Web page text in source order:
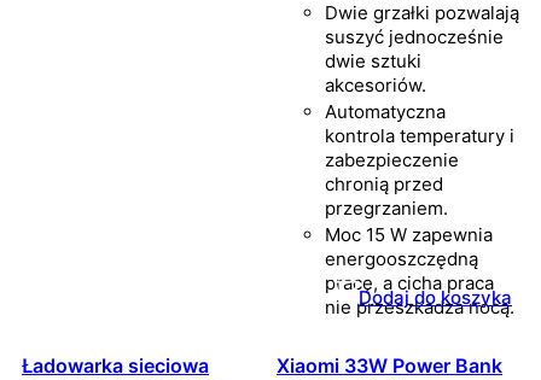
Dwie grzałki pozwalają
suszyć jednocześnie
dwie sztuki
akcesoriów.
Automatyczna
kontrola temperatury i
zabezpieczenie
chronią przed
przegrzaniem.
Moc 15 W zapewnia
energooszczędną
pracę, a cicha praca
nie przeszkadza nocą.
Dodaj do koszyka
Ładowarka sieciowa
Xiaomi 33W Power Bank